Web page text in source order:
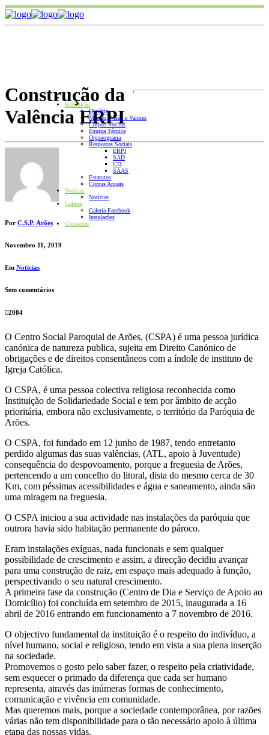
.
Instituição
História
Missão, Visão e Valores
Corpos Sociais
Equipa Técnica
Organograma
Respostas Sociais
ERPI
SAD
CD
SAAS
Estatutos
Contas Anuais
Notícias
Notícias
Galeria
Galeria Facebook
Instalações
Contactos
Construção da
Valência ERPI
Por C.S.P. Arões
Novembro 11, 2019
Em Notícias
Sem comentários
2084
O Centro Social Paroquial de Arões, (CSPA) é uma pessoa jurídica
canónica de natureza publica, sujeita em Direito Canónico de
obrigações e de direitos consentâneos com a índole de instituto de
Igreja Católica.
O CSPA, é uma pessoa colectiva religiosa reconhecida como
Instituição de Solidariedade Social e tem por âmbito de acção
prioritária, embora não exclusivamente, o território da Paróquia de
Arões.
O CSPA, foi fundado em 12 junho de 1987, tendo entretanto
perdido algumas das suas valências, (ATL, apoio à Juventude)
consequência do despovoamento, porque a freguesia de Arões,
pertencendo a um concelho do litoral, dista do mesmo cerca de 30
Km, com péssimas acessibilidades e água e saneamento, ainda são
uma miragem na freguesia.
O CSPA iniciou a sua actividade nas instalações da paróquia que
outrora havia sido habitação permanente do pároco.
Eram instalações exíguas, nada funcionais e sem qualquer
possibilidade de crescimento e assim, a direcção decidiu avançar
para uma construção de raiz, em espaço mais adequado à função,
perspectivando o seu natural crescimento.
A primeira fase da construção (Centro de Dia e Serviço de Apoio ao
Domicílio) foi concluída em setembro de 2015, inaugurada a 16
abril de 2016 entrando em funcionamento a 7 novembro de 2016.
O objectivo fundamental da instituição é o respeito do indivíduo, a
nível humano, social e religioso, tendo em vista a sua plena inserção
na sociedade.
Promovemos o gosto pelo saber fazer, o respeito pela criatividade,
sem esquecer o primado da diferença que cada ser humano
representa, através das inúmeras formas de conhecimento,
comunicação e vivência em comunidade.
Mas queremos mais, porque a sociedade contemporânea, por razões
várias não tem disponibilidade para o tão necessário apoio à última
etapa das nossas vidas.